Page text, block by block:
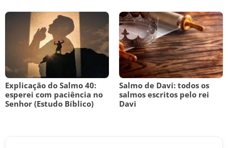
Explicação do Salmo 40:
esperei com paciência no
Senhor (Estudo Bíblico)
Salmo de Davi: todos os
salmos escritos pelo rei
Davi